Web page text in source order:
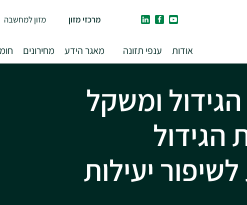
מרכזי מזון מזון למחשבה
אודות ענפי תזונה מאגר הידע מחירונים
ומשקל
הגידול
יעילות